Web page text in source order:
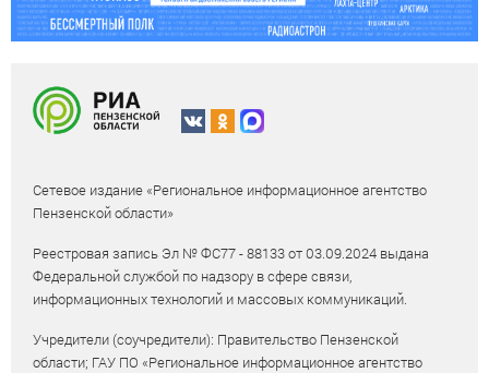
Сетевое издание «Региональное информационное агентство
Пензенской области»
Реестровая запись Эл № ФС77 - 88133 от 03.09.2024 выдана
Федеральной службой по надзору в сфере связи,
информационных технологий и массовых коммуникаций.
Учредители (соучредители): Правительство Пензенской
области; ГАУ ПО «Региональное информационное агентство